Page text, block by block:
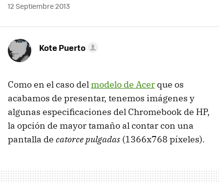
12 Septiembre 2013
Kote Puerto
Como en el caso del modelo de Acer que os
acabamos de presentar, tenemos imágenes y
algunas especificaciones del Chromebook de HP,
la opción de mayor tamaño al contar con una
pantalla de catorce pulgadas (1366x768 píxeles).